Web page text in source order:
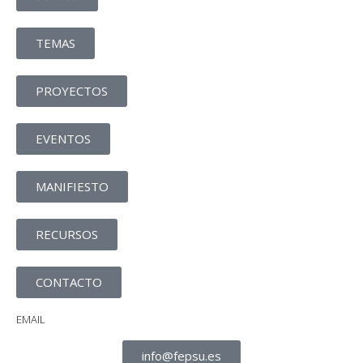
TEMAS
PROYECTOS
EVENTOS
MANIFIESTO
RECURSOS
CONTACTO
EMAIL
info@fepsu.es